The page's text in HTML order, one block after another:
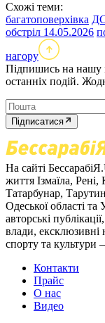
Схожі теми:
багатоповерхівка
обстріл 14.05.2026
нагору
Підпишись на нашу
останніх подій.
Підписатися
На сайті
життя Ізмаїла,
Татарбунар,
Одеської області та
авторські
влади, ексклюзивні
спорту та культури
Контакти
Прайс
О нас
Видео